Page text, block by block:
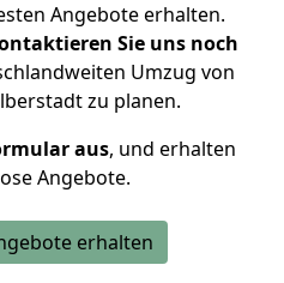
Angebote erhalten.
Sie uns noch
Umzug von
zu planen.
aus, und erhalten
Angebote.
erhalten